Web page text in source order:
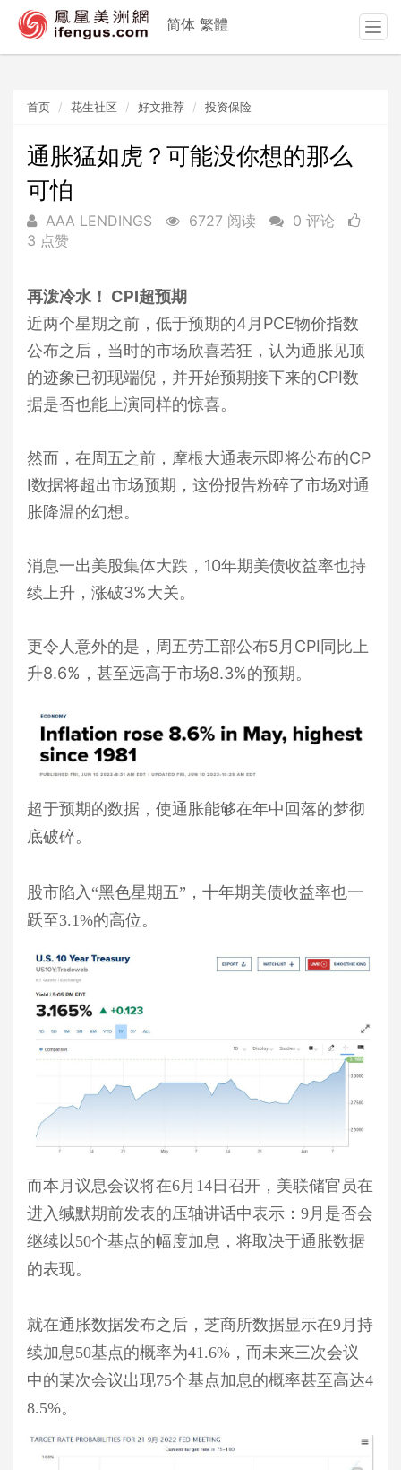
首页 花生社区 好文推荐 投资保险
通胀猛如虎？可能没你想的那么
可怕
AAA LENDINGS 6727 阅读
0 评论
3 点赞
再泼冷水！ CPI超预期
近两个星期之前，低于预期的4月PCE物价指数
公布之后，当时的市场欣喜若狂，认为通胀见顶
的迹象已初现端倪，并开始预期接下来的CPI数
据是否也能上演同样的惊喜。
然而，在周五之前，摩根大通表示即将公布的CP
I数据将超出市场预期，这份报告粉碎了市场对通
胀降温的幻想。
消息一出美股集体大跌，10年期美债收益率也持
续上升，涨破3%大关。
更令人意外的是，周五劳工部公布5月CPI同比上
升8.6%，甚至远高于市场8.3%的预期。
超于预期的数据，使通胀能够在年中回落的梦彻
底破碎。
股市陷入“黑色星期五”，十年期美债收益率也一
跃至3.1%的高位。
而本月议息会议将在6月14日召开，美联储官员在
进入缄默期前发表的压轴讲话中表示：9月是否会
继续以50个基点的幅度加息，将取决于通胀数据
的表现。
就在通胀数据发布之后，芝商所数据显示在9月持
续加息50基点的概率为41.6%，而未来三次会议
中的某次会议出现75个基点加息的概率甚至高达4
8.5%。
简体 繁體
T
o